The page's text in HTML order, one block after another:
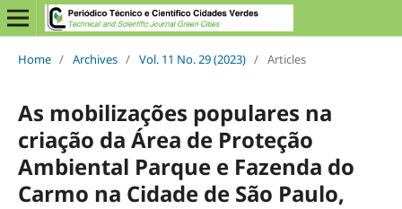
Home / Archives / Vol. 11 No. 29 (2023) / Articles
As mobilizações populares na
criação da Área de Proteção
Ambiental Parque e Fazenda do
Carmo na Cidade de São Paulo,